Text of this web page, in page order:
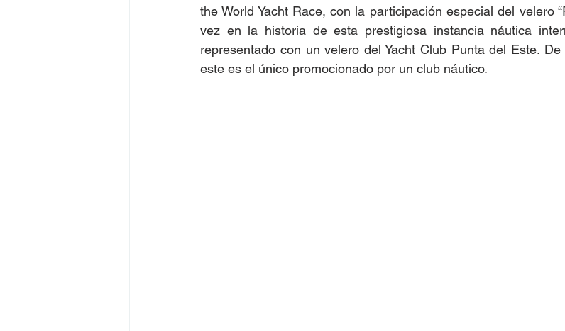
the World Yacht Race, con la participación especial del velero
vez en la historia de esta prestigiosa instancia náutica
representado con un velero del Yacht Club Punta del Este.
este es el único promocionado por un club náutico.